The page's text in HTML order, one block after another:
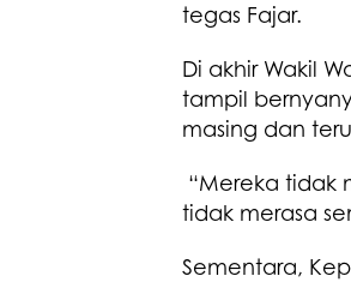
tegas Fajar.
Di akhir Wakil
tampil
masing dan
“Mereka tidak
tidak merasa
Sementara,